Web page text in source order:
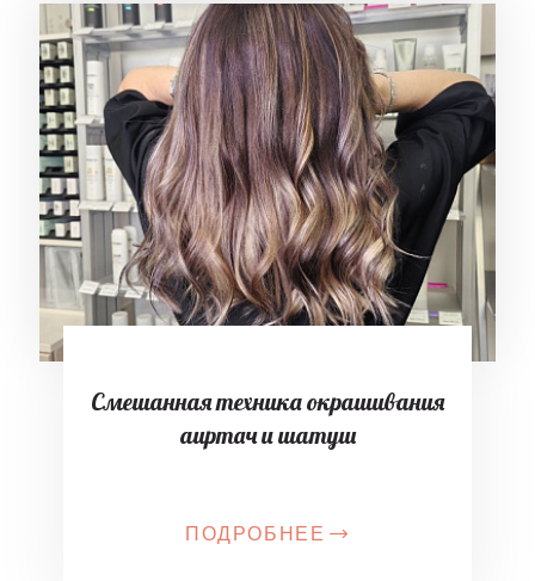
Смешанная техника окрашивания
аиртач и шатуш
ПОДРОБНЕЕ